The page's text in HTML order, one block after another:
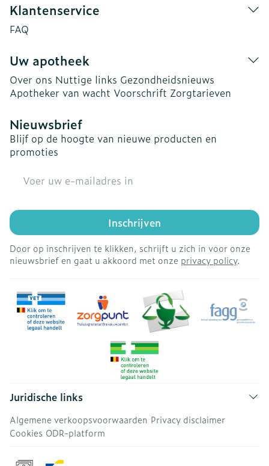
Klantenservice
FAQ
Uw apotheek
Over ons Nuttige links Gezondheidsnieuws
Apotheker van wacht Voorschrift Zorgtarieven
Nieuwsbrief
Blijf op de hoogte van nieuwe producten en
promoties
Inschrijven
Door op inschrijven te klikken, schrijft u zich in voor onze
nieuwsbrief en gaat u akkoord met onze privacy policy.
Juridische links
Algemene verkoopsvoorwaarden Privacy disclaimer
Cookies ODR-platform